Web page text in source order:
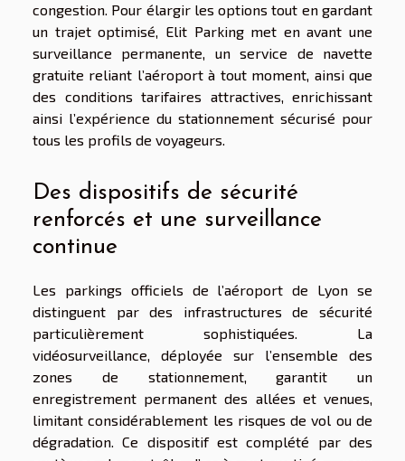
congestion. Pour élargir les options tout en gardant
un trajet optimisé, Elit Parking met en avant une
surveillance permanente, un service de navette
gratuite reliant l’aéroport à tout moment, ainsi que
des conditions tarifaires attractives, enrichissant
ainsi l’expérience du stationnement sécurisé pour
tous les profils de voyageurs.
Des dispositifs de sécurité
renforcés et une surveillance
continue
Les parkings officiels de l’aéroport de Lyon se
distinguent par des infrastructures de sécurité
particulièrement sophistiquées. La
vidéosurveillance, déployée sur l’ensemble des
zones de stationnement, garantit un
enregistrement permanent des allées et venues,
limitant considérablement les risques de vol ou de
dégradation. Ce dispositif est complété par des